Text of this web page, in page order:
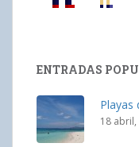
ENTRADAS
Playas
18 abril,